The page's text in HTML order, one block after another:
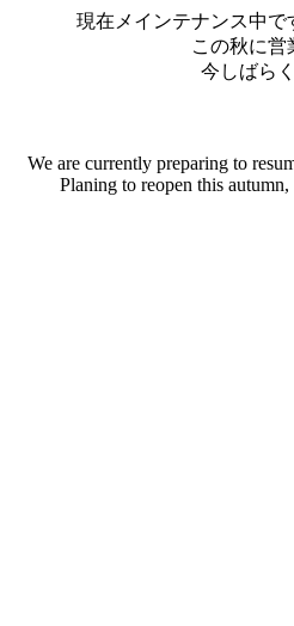
現在メインテナンス中
この秋に営
今しばら
We are currently preparing to
Planing to reopen this